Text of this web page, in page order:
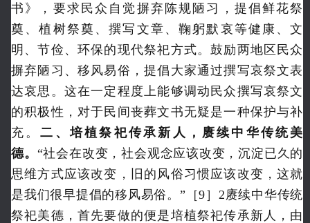
书》，要求民众自觉摒弃陈规陋习，提倡鲜花祭
奠、植树祭奠、撰写文章、鞠躬默哀等健康、文
明、节俭、环保的现代祭祀方式。鼓励两地区民众
摒弃陋习、移风易俗，提倡大家通过撰写哀祭文表
达哀思。这在一定程度上能够调动民众撰写哀祭文
的积极性，对于民间丧葬文书无疑是一种保护与补
充。二、培植祭祀传承新人，赓续中华传统美
德。 “社会在改变，社会观念应该改变，沉淀已久的
思维方式应该改变，旧的风俗习惯应该改变，这就
是我们很早提倡的移风易俗。”［9］2赓续中华传统
祭祀美德，首先要做的便是培植祭祀传承新人，由